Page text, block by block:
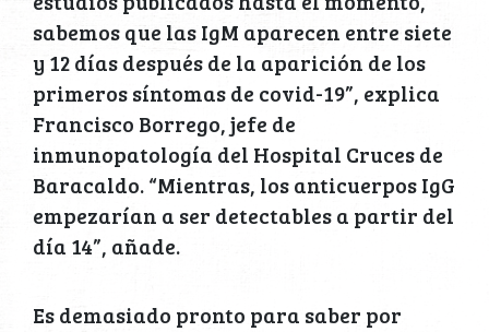
sabemos que las IgM aparecen entre siete
y 12 días después de la aparición de los
primeros síntomas de covid-19”, explica
Francisco Borrego, jefe de
inmunopatología del Hospital Cruces de
Baracaldo. “Mientras, los anticuerpos IgG
empezarían a ser detectables a partir del
día 14”, añade.
Es demasiado pronto para saber por